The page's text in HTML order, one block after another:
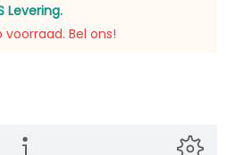
Levering.
voorraad. Bel ons!